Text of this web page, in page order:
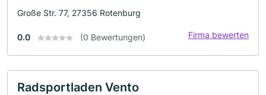
Große Str. 77, 27356 Rotenburg
0.0 (0 Bewertungen) Firma bewerten
Radsportladen Vento